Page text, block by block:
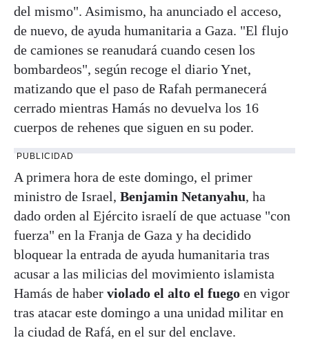
del mismo". Asimismo, ha anunciado el acceso,
de nuevo, de ayuda humanitaria a Gaza. "El flujo
de camiones se reanudará cuando cesen los
bombardeos", según recoge el diario Ynet,
matizando que el paso de Rafah permanecerá
cerrado mientras Hamás no devuelva los 16
cuerpos de rehenes que siguen en su poder.
PUBLICIDAD
A primera hora de este domingo, el primer
ministro de Israel, Benjamin Netanyahu, ha
dado orden al Ejército israelí de que actuase "con
fuerza" en la Franja de Gaza y ha decidido
bloquear la entrada de ayuda humanitaria tras
acusar a las milicias del movimiento islamista
Hamás de haber violado el alto el fuego en vigor
tras atacar este domingo a una unidad militar en
la ciudad de Rafá, en el sur del enclave.